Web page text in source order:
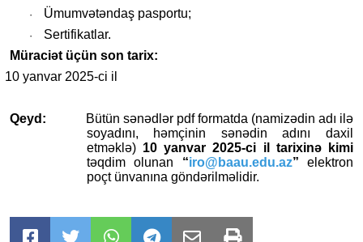
· Ümumvətəndaş pasportu;
·
Sertifikatlar.
Müraciət üçün son tarix:
10 yanvar 2025-ci il
Qeyd:
Bütün sənədlər pdf formatda (namizədin adı ilə
soyadını, həmçinin sənədin adını daxil
etməklə) 10 yanvar 2025-ci il tarixinə kimi
təqdim olunan “iro@baau.edu.az” elektron
poçt ünvanına göndərilməlidir.